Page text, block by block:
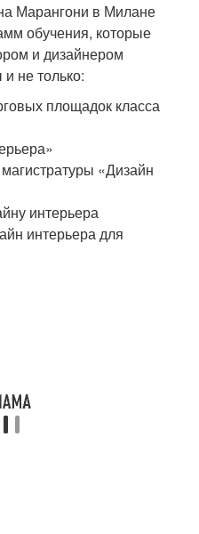
Марангони в Милане
обучения, которые
и дизайнером
не только:
площадок класса
«Дизайн
интерьера
интерьера для